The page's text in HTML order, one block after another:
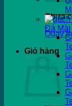
Chưa
Quay
Giỏ hàng
Đá Mài